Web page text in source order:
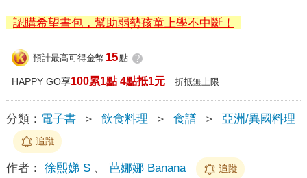
認購希望書包，幫助弱勢孩童上學不中斷！
預計最高可得金幣 15點 ?
HAPPY GO享100累1點 4點抵1元 折抵無上限
分類： 電子書 ＞ 飲食料理 ＞ 食譜 ＞ 亞洲/異國料理
追蹤
作者： 徐熙娣 S、 芭娜娜 Banana 追蹤